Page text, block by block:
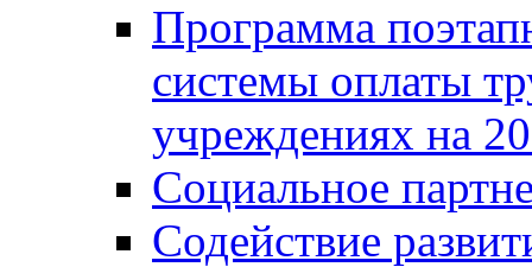
Программа
системы оплаты
учреждениях на
Социальное
Содействие